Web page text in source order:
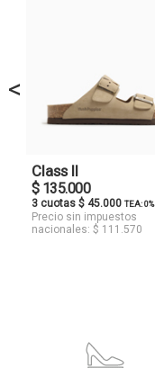
<
Class II
$ 135.000
3 cuotas $ 45.000 TEA: 0%
Precio sin impuestos
nacionales: $ 111.570